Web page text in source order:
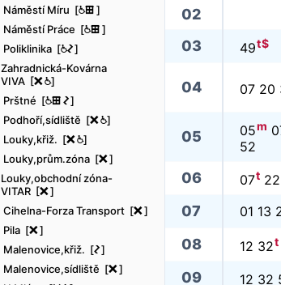
Náměstí Míru [@æ]
Náměstí Práce [@æ]
Poliklinika [@ó]
Zahradnická-Kovárna
VIVA [ë@]
Prštné [@æó]
Podhoří,sídliště [ë@]
Louky,křiž. [ë@]
Louky,prům.zóna [ë]
Louky,obchodní zóna-
VITAR [ë]
Cihelna-Forza Transport [ë]
Pila [ë]
Malenovice,křiž. [ó]
Malenovice,sídliště [ë]
02
03
49t$
04 07 20
05 05m
52
06 07t
07 01 13
08 12 32t
09 12 32